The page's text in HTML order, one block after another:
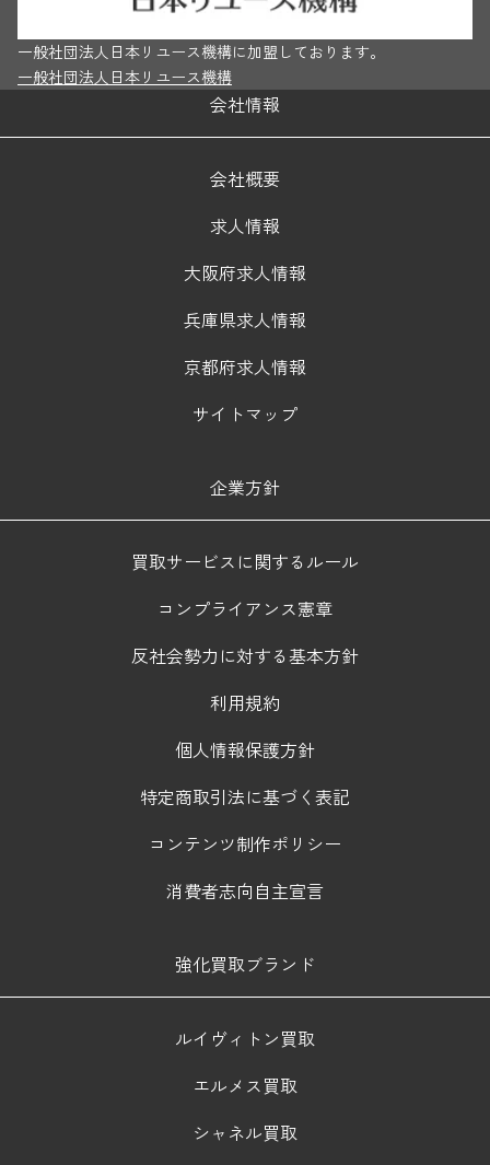
一般社団法人日本リユース機構に加盟しております。
一般社団法人日本リユース機構
会社情報
会社概要
求人情報
大阪府求人情報
兵庫県求人情報
京都府求人情報
サイトマップ
企業方針
買取サービスに関するルール
コンプライアンス憲章
反社会勢力に対する基本方針
利用規約
個人情報保護方針
特定商取引法に基づく表記
コンテンツ制作ポリシー
消費者志向自主宣言
強化買取ブランド
ルイヴィトン買取
エルメス買取
シャネル買取